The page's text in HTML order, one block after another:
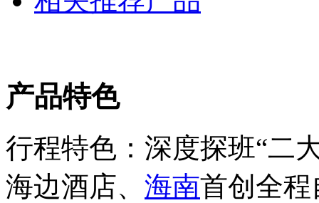
产品特色
行程特色：深度探班“二
海边酒店、 海南首创全